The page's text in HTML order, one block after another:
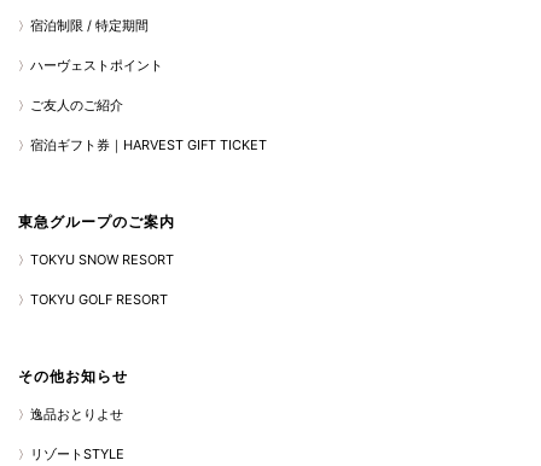
宿泊制限 / 特定期間
ハーヴェストポイント
ご友人のご紹介
宿泊ギフト券｜HARVEST GIFT TICKET
東急グループのご案内
TOKYU SNOW RESORT
TOKYU GOLF RESORT
その他お知らせ
逸品おとりよせ
リゾートSTYLE